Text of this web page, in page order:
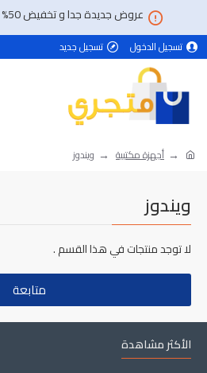
عروض جديدة جدا و تخفيض 50% على قسم الموضة
تسجيل الدخول تسجيل جديد
أجهزة مكتبية ويندوز
ويندوز
لا توجد منتجات في هذا القسم .
متابعة
الأكثر مشاهدة